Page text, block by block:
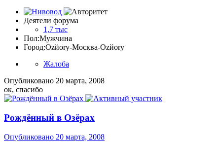
Деятели форума
1,7 тыс
Пол:Мужчина
Город:Ozйоry-Москва-Ozйоry
Жалоба
Опубликовано 20 марта, 2008
ок, спасибо
Рождённый в Озёрах
Опубликовано 20 марта, 2008